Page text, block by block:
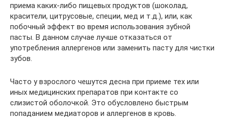
приема каких-либо пищевых продуктов (шоколад,
красители, цитрусовые, специи, мед и т.д.), или, как
побочный эффект во время использования зубной
пасты. В данном случае лучше отказаться от
употребления аллергенов или заменить пасту для чистки
зубов.
Часто у взрослого чешутся десна при приеме тех или
иных медицинских препаратов при контакте со
слизистой оболочкой. Это обусловлено быстрым
попаданием медиаторов и аллергенов в кровь.